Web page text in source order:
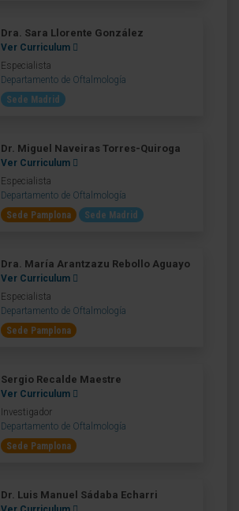
Dra. Sara Llorente González
Ver Curriculum
Especialista
Departamento de Oftalmología
Sede Madrid
Dr. Miguel Naveiras Torres-Quiroga
Ver Curriculum
Especialista
Departamento de Oftalmología
Sede Pamplona
Sede Madrid
Dra. María Arantzazu Rebollo Aguayo
Ver Curriculum
Especialista
Departamento de Oftalmología
Sede Pamplona
Sergio Recalde Maestre
Ver Curriculum
Investigador
Departamento de Oftalmología
Sede Pamplona
Dr. Luis Manuel Sádaba Echarri